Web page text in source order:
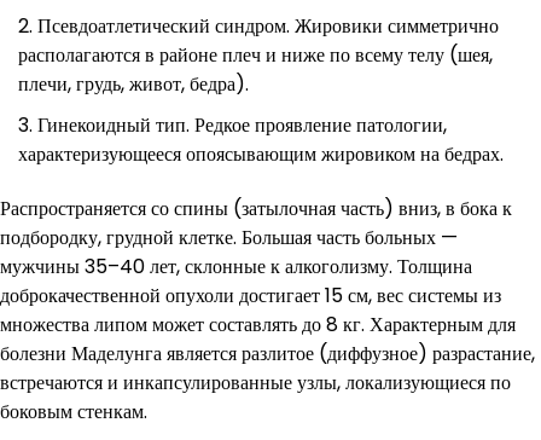
Псевдоатлетический синдром. Жировики симметрично
располагаются в районе плеч и ниже по всему телу (шея,
плечи, грудь, живот, бедра).
Гинекоидный тип. Редкое проявление патологии,
характеризующееся опоясывающим жировиком на бедрах.
Распространяется со спины (затылочная часть) вниз, в бока к
подбородку, грудной клетке. Большая часть больных —
мужчины 35–40 лет, склонные к алкоголизму. Толщина
доброкачественной опухоли достигает 15 см, вес системы из
множества липом может составлять до 8 кг. Характерным для
болезни Маделунга является разлитое (диффузное) разрастание,
встречаются и инкапсулированные узлы, локализующиеся по
боковым стенкам.